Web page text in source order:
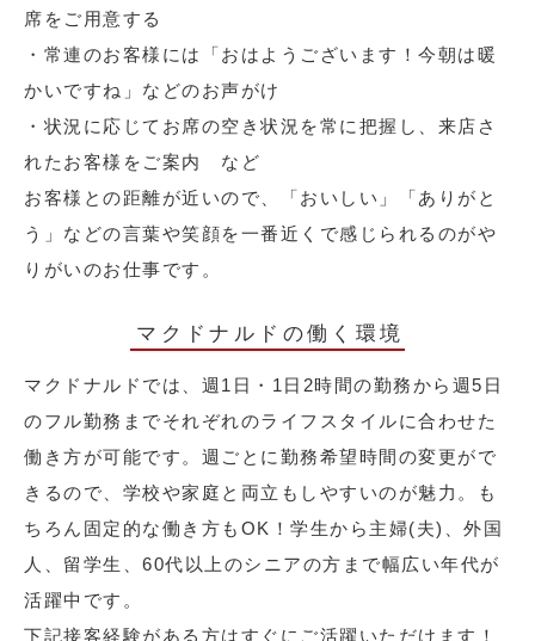
席をご用意する
・常連のお客様には「おはようございます！今朝は暖
かいですね」などのお声がけ
・状況に応じてお席の空き状況を常に把握し、来店さ
れたお客様をご案内 など
お客様との距離が近いので、「おいしい」「ありがと
う」などの言葉や笑顔を一番近くで感じられるのがや
りがいのお仕事です。
マクドナルドの働く環境
マクドナルドでは、週1日・1日2時間の勤務から週5日
のフル勤務までそれぞれのライフスタイルに合わせた
働き方が可能です。週ごとに勤務希望時間の変更がで
きるので、学校や家庭と両立もしやすいのが魅力。も
ちろん固定的な働き方もOK！学生から主婦(夫)、外国
人、留学生、60代以上のシニアの方まで幅広い年代が
活躍中です。
下記接客経験がある方はすぐにご活躍いただけます！